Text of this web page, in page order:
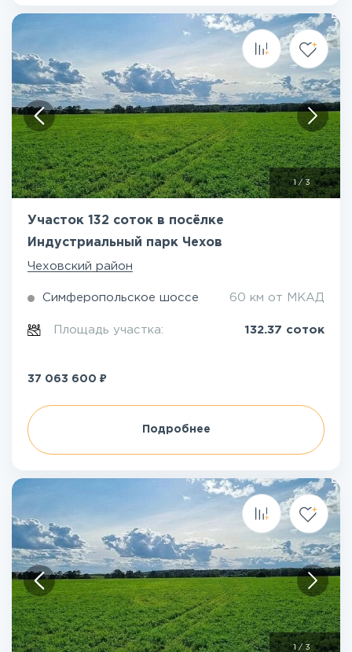
1/3
Участок 132 соток в посёлке
Индустриальный парк Чехов
Чеховский район
Симферопольское шоссе 60 км от МКАД
Площадь участка: 132.37 соток
37 063 600 ₽
Подробнее
1/3